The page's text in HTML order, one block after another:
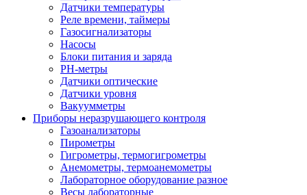
Датчики температуры
Реле времени, таймеры
Газосигнализаторы
Насосы
Блоки питания и заряда
PH-метры
Датчики оптические
Датчики уровня
Вакуумметры
Приборы неразрушающего контроля
Газоанализаторы
Пирометры
Гигрометры, термогигрометры
Анемометры, термоанемометры
Лабораторное оборудование разное
Весы лабораторные